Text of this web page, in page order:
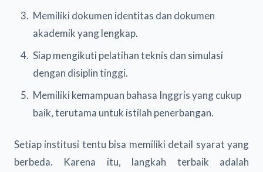
Memiliki dokumen identitas dan dokumen
akademik yang lengkap.
Siap mengikuti pelatihan teknis dan simulasi
dengan disiplin tinggi.
Memiliki kemampuan bahasa Inggris yang cukup
baik, terutama untuk istilah penerbangan.
Setiap institusi tentu bisa memiliki detail syarat yang
berbeda. Karena itu, langkah terbaik adalah